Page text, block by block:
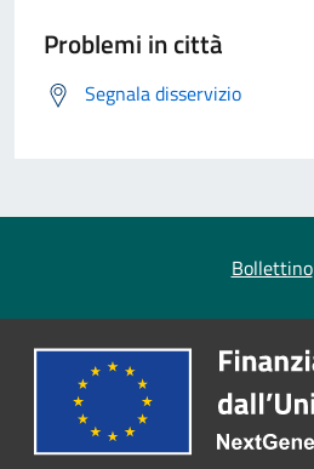
Problemi in città
Segnala disservizio
Bollettino